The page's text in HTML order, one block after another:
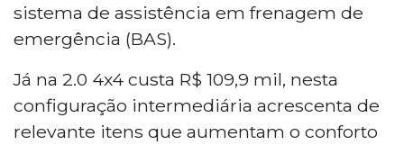
sistema de assistência em frenagem de
emergência (BAS).
Já na 2.0 4x4 custa R$ 109,9 mil, nesta
configuração intermediária acrescenta de
relevante itens que aumentam o conforto